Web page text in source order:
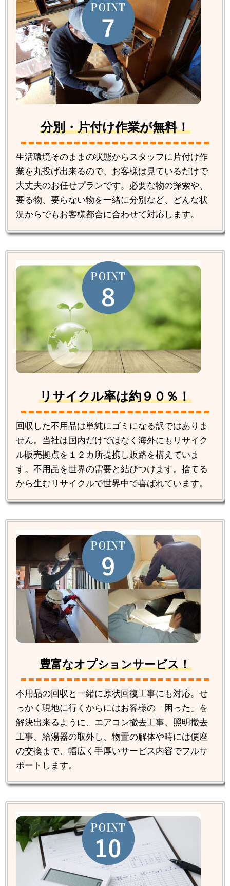
分別・片付け作業が無料！
生活環境そのままの状態からスタッフに片付け作
業を丸投げ出来るので、お客様は見ているだけで
大丈夫のお任せプランです。必要な物の探索や、
要る物、要らない物を一緒に分別など、どんな状
況からでもお客様都合に合わせて対応します。
リサイクル率は約９０％！
回収した不用品は単純にゴミになる訳ではありま
せん。当社は国内だけではなく海外にもリサイク
ル販売拠点を１２カ所提携し販路を構えていま
す。不用品を世界の需要と結びつけます。捨てる
から生むリサイクルで世界中で喜ばれています。
豊富なオプションサービス！
不用品の回収と一緒に原状回復工事にも対応。せ
っかく現地に行くからにはお客様の「困った」を
解決出来るように、エアコン撤去工事、照明撤去
工事、給湯器の取外し、物置の解体や時には便座
の交換まで、幅広く手厚いサービス内容でフルサ
ポートします。